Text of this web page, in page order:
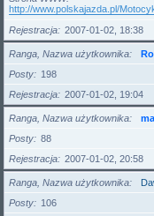
http://www.polskajazda.pl/
Rejestracja
2007-01-02, 18:38
Ranga, Nazwa użytkownika
Posty
198
Rejestracja
2007-01-02, 19:04
Ranga, Nazwa użytkownika
Posty
88
Rejestracja
2007-01-02, 20:58
Ranga, Nazwa użytkownika
Posty
106